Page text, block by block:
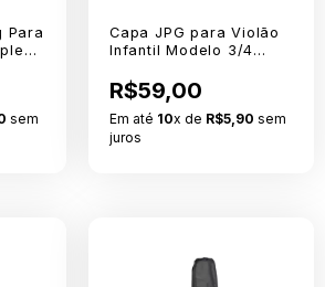
Para
sem
Capa JPG para Violão
Infantil Modelo 3/4
R$59,00
Em até 10x de R$5,90 sem
juros